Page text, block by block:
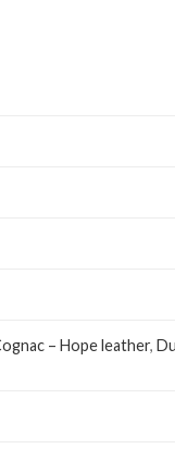
– Hope leather,